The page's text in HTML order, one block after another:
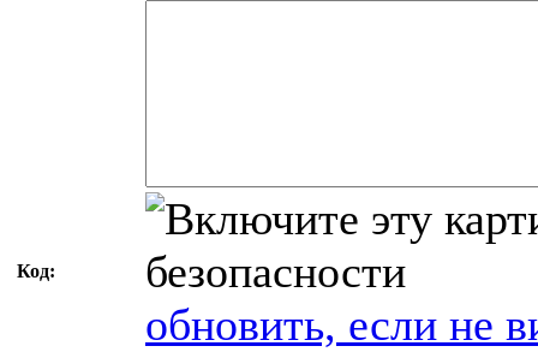
Код:
обновить, если не